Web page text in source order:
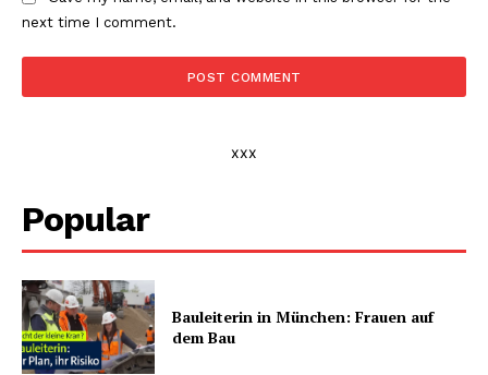
next time I comment.
xxx
Popular
Bauleiterin in München: Frauen auf
dem Bau